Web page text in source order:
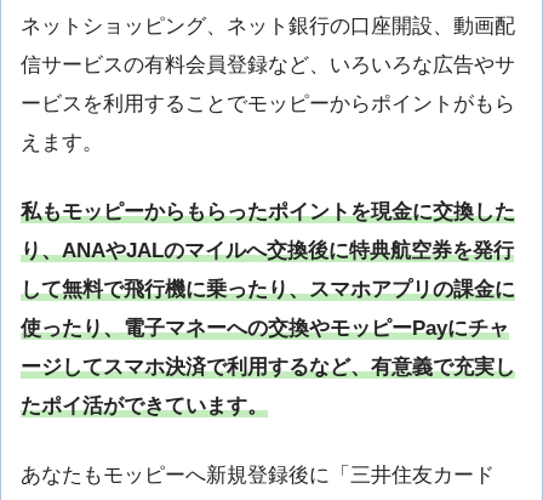
ネットショッピング、ネット銀行の口座開設、動画配
信サービスの有料会員登録など、いろいろな広告やサ
ービスを利用することでモッピーからポイントがもら
えます。
私もモッピーからもらったポイントを現金に交換した
り、ANAやJALのマイルへ交換後に特典航空券を発行
して無料で飛行機に乗ったり、スマホアプリの課金に
使ったり、電子マネーへの交換やモッピーPayにチャ
ージしてスマホ決済で利用するなど、有意義で充実し
たポイ活ができています。
あなたもモッピーへ新規登録後に「三井住友カード